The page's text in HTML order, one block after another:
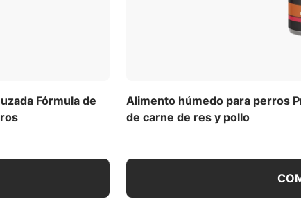
Fórmula de
Alimento húmedo para perros
de carne de res y pollo